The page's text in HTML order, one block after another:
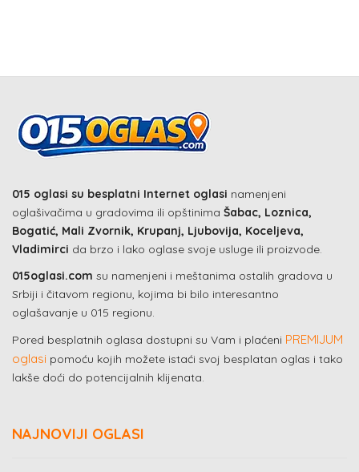
015 oglasi su besplatni Internet oglasi namenjeni
oglašivačima u gradovima ili opštinima Šabac, Loznica,
Bogatić, Mali Zvornik, Krupanj, Ljubovija, Koceljeva,
Vladimirci da brzo i lako oglase svoje usluge ili proizvode.
015oglasi.com su namenjeni i meštanima ostalih gradova u
Srbiji i čitavom regionu, kojima bi bilo interesantno
oglašavanje u 015 regionu.
Pored besplatnih oglasa dostupni su Vam i plaćeni PREMIJUM
oglasi pomoću kojih možete istaći svoj besplatan oglas i tako
lakše doći do potencijalnih klijenata.
NAJNOVIJI OGLASI